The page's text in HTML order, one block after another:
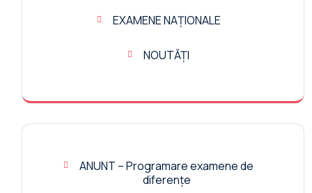
EXAMENE NAȚIONALE
NOUTĂȚI
ANUNT – Programare examene de
diferențe